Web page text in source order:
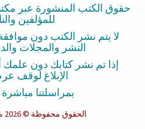
حقوق الكتب المنشورة عبر
للمؤلفين
لا يتم نشر الكتب دون
النشر والمجلات
إذا تم نشر كتابك دون علمك
الإبلاغ لوقف
بمراسلتنا
الحقوق محفوظة © 2026 مكتبة عين الجامعة